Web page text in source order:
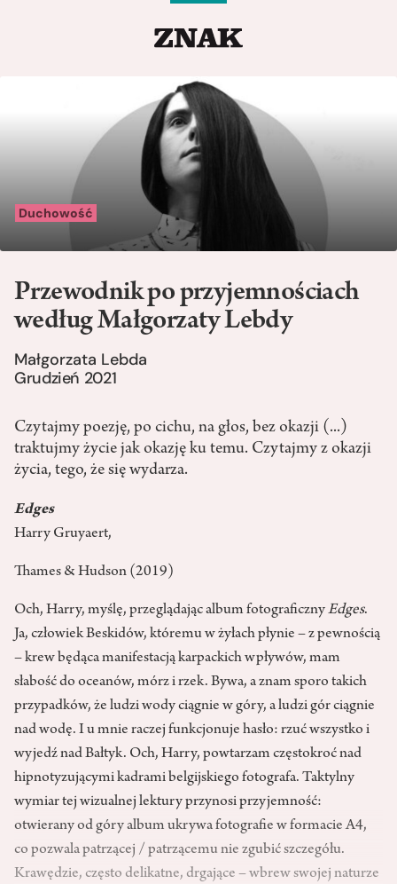
Duchowość
Przewodnik po przyjemnościach
według Małgorzaty Lebdy
Małgorzata Lebda
Grudzień 2021
Czytajmy poezję, po cichu, na głos, bez okazji (...)
traktujmy życie jak okazję ku temu. Czytajmy z okazji
życia, tego, że się wydarza.
Edges
Harry Gruyaert,
Thames & Hudson (2019)
Och, Harry, myślę, przeglądając album fotograficznyEdges.
Ja, człowiek Beskidów, któremu w żyłach płynie – z pewnością
– krew będąca manifestacją karpackich wpływów, mam
słabość do oceanów, mórz i rzek. Bywa, a znam sporo takich
przypadków, że ludzi wody ciągnie w góry, a ludzi gór ciągnie
nad wodę. I u mnie raczej funkcjonuje hasło: rzuć wszystko i
wyjedź nad Bałtyk. Och, Harry, powtarzam częstokroć nad
hipnotyzującymi kadrami belgijskiego fotografa. Taktylny
wymiar tej wizualnej lektury przynosi przyjemność:
otwierany od góry album ukrywa fotografie w formacie A4,
co pozwala patrzącej / patrzącemu nie zgubić szczegółu.
Krawędzie, często delikatne, drgające – wbrew swojej naturze